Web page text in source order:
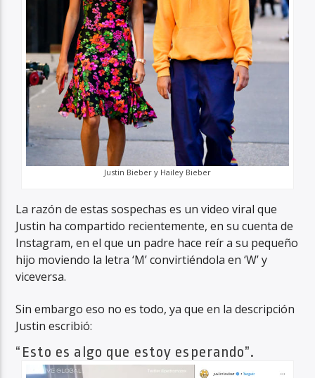
Justin Bieber y Hailey Bieber
La razón de estas sospechas es un video viral que
Justin ha compartido recientemente, en su cuenta de
Instagram, en el que un padre hace reír a su pequeño
hijo moviendo la letra ‘M’ convirtiéndola en ‘W’ y
viceversa.
Sin embargo eso no es todo, ya que en la descripción
Justin escribió:
“Esto es algo que estoy esperando”.